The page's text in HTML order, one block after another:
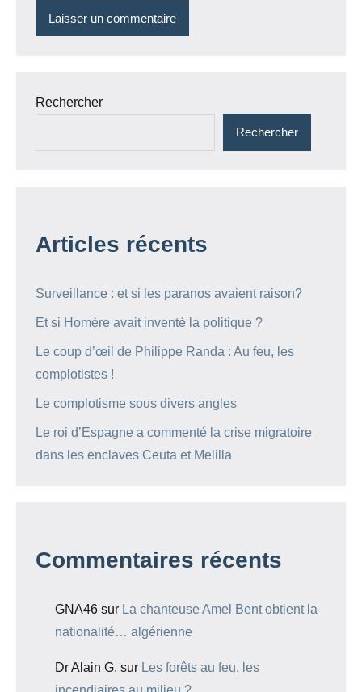
Rechercher
Rechercher
Articles récents
Surveillance : et si les paranos avaient raison?
Et si Homère avait inventé la politique ?
Le coup d’œil de Philippe Randa : Au feu, les
complotistes !
Le complotisme sous divers angles
Le roi d’Espagne a commenté la crise migratoire
dans les enclaves Ceuta et Melilla
Commentaires récents
GNA46 sur La chanteuse Amel Bent obtient la
nationalité… algérienne
Dr Alain G. sur Les forêts au feu, les